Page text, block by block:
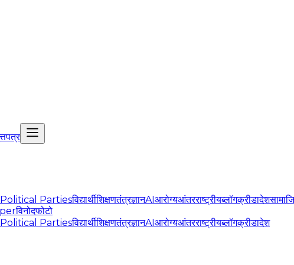
Political Partiesविद्यार्थीशिक्षणतंत्रज्ञानAIआरोग्यआंतरराष्ट्रीयब्लॉगक्रीडादेश
विनोदफोटो
Political Partiesविद्यार्थीशिक्षणतंत्रज्ञानAIआरोग्यआंतरराष्ट्रीयब्लॉगक्रीडादेश